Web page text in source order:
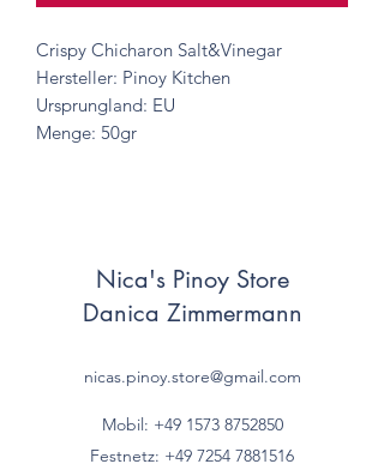
Crispy Chicharon Salt&Vinegar
Hersteller: Pinoy Kitchen
Ursprungland: EU
Menge: 50gr
Nica's Pinoy Store
Danica Zimmermann
nicas.pinoy.store@gmail.com
Mobil: +49 1573 8752850
Festnetz: +49 7254 7881516